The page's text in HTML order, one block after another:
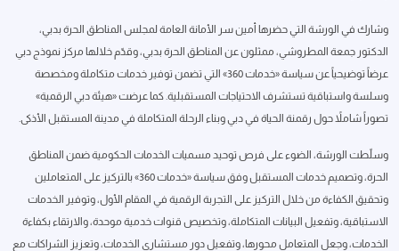
وشارك في الورشة التي حضرها أمين سر الأمانة العامة لمجلس المناطق الحرة بدبي،
الدكتور جمعة المطروشي، ممثلون عن المناطق الحرة بدبي، وقدّم خلالها مركز نموذج دبي
عرضاً توضيحياً عن سياسة «خدمات 360» التي تضمن توفير خدمات متكاملة ومخصصة
وسلسة واستباقية تستشرف الاحتياجات المستقبلية. كما عرضت «هيئة دبي الرقمية»
تصوراً شاملاً حول رقمنة الحياة في دبي وبناء الرحلة المتكاملة في مدينة المستقبل الأذكى.
وسلّطت الورشة، الضوء على فرص توحيد مسميات الخدمات الحكومية ضمن المناطق
الحرة، وتصميم خدمات المستقبل وفق سياسة «خدمات 360» بالتركيز على المتعاملين
وتحقيق الكفاءة من خلال التركيز على التجربة الرقمية في المقام الأول، وتوفير الخدمات
الاستباقية، وتفعيل البيانات المتكاملة، وتخصيص قنوات خدمية موحدة، والارتقاء بكفاءة
الخدمات، وجعل المتعامل محورها، وتفعيل دور مستشاري الخدمات، وتعزيز الشراكات مع